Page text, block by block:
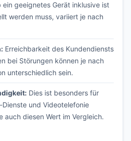
ein geeignetes Gerät inklusive ist
werden muss, variiert je nach
Erreichbarkeit des Kundendiensts
bei Störungen können je nach
unterschiedlich sein.
Dies ist besonders für
und Videotelefonie
auch diesen Wert im Vergleich.